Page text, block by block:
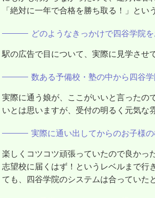
「絶対に一年で合格を勝ち取る！」とい
どのようなきっかけで四谷学院
駅の広告で目について、実際に見学させ
数ある予備校・塾の中から四谷
実際に通う娘が、ここがいいと言ったの
いとは思いますが、受付の明るく元気な
実際に通い出してからのお子様の
楽しくコツコツ頑張っていたので良かっ
志望校に届くはず！というレベルまで行
ても、四谷学院のシステムは合っていた